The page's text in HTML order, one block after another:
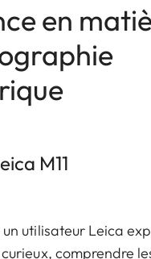
en
M11
un utilisateur Leica
comprendre